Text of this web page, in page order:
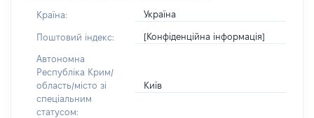
Країна: Україна
Поштовий індекс: [Конфіденційна інформація]
Автономна
Республіка Крим/
область/місто зі
спеціальним
статусом:
Київ